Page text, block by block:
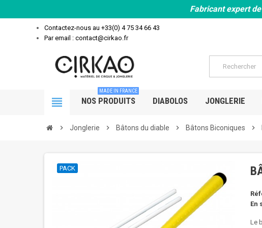
Fabricant expert
Contactez-nous au +33(0) 4 75 34 66 43
Par email : contact@cirkao.fr
view_headline NOS PRODUITS
MADE IN FRANCE
DIABOLOS JONGLERIE
chevron_right Jonglerie chevron_right Bâtons du diable chevron_right Bâtons Biconiques chevron_right
PACK
En
Le